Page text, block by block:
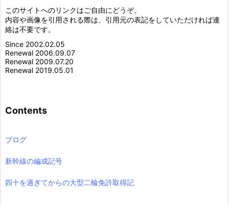
このサイトへのリンクはご自由にどうぞ。
内容や画像を引用される際は、引用元の表記をしていただければ連
絡は不要です。
Since 2002.02.05
Renewal 2006.09.07
Renewal 2009.07.20
Renewal 2019.05.01
Contents
ブログ
新幹線の編成記号
四十を過ぎてからの大型二輪免許取得記